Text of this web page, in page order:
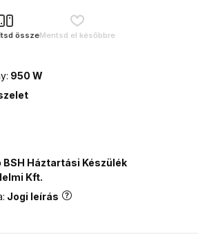
összeMentsd el későbbre
950 W
BSH Háztartási Készülék
Kft.
Jogi leírás